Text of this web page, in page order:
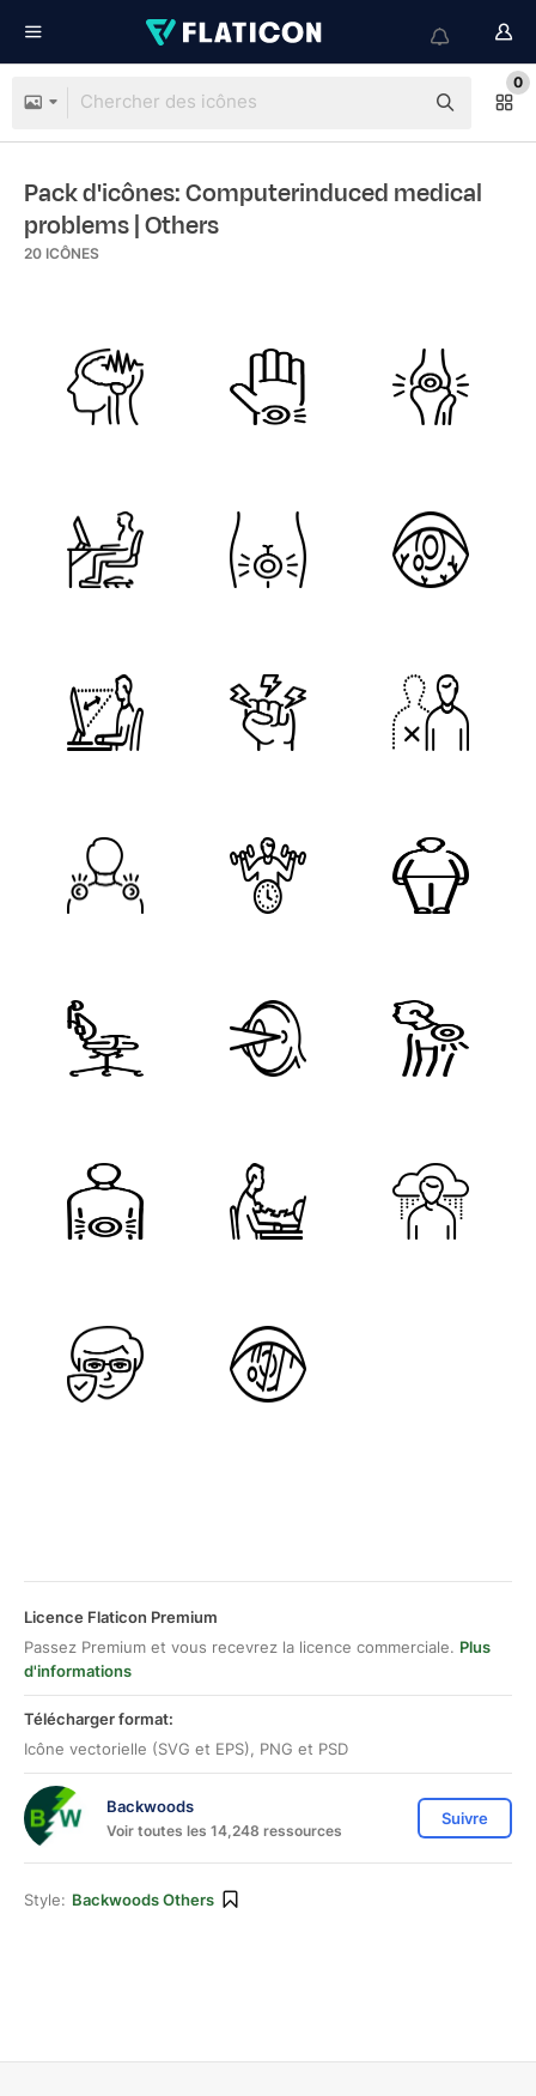
0
Pack d'icônes: Computerinduced medical
problems| Others
20 ICÔNES
Licence Flaticon Premium
Passez Premium et vous recevrez la licence commerciale. Plus
d'informations
Télécharger format:
Icône vectorielle (SVG et EPS), PNG et PSD
Backwoods
Voir toutes les 14,248 ressources
Suivre
Style: Backwoods Others